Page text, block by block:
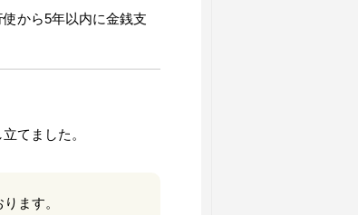
から5年以内に金銭支
てました。
ます。